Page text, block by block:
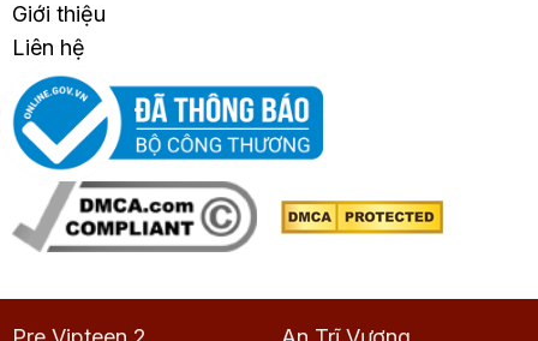
Giới thiệu
Liên hệ